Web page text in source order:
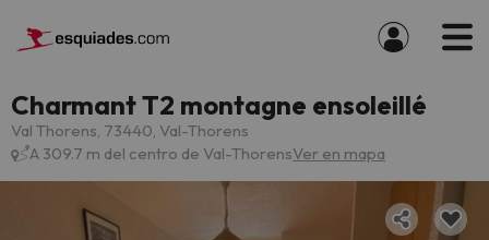
Charmant T2 montagne ensoleillé
Val Thorens, 73440, Val-Thorens
A 309.7 m del centro de Val-ThorensVer en mapa